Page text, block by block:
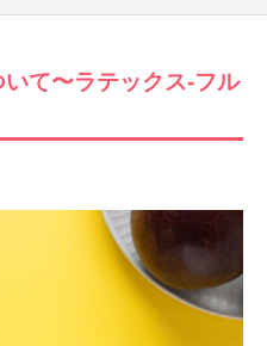
て〜ラテックス‐フル